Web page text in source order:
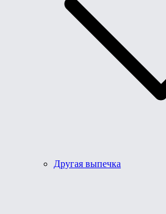
Другая выпечка